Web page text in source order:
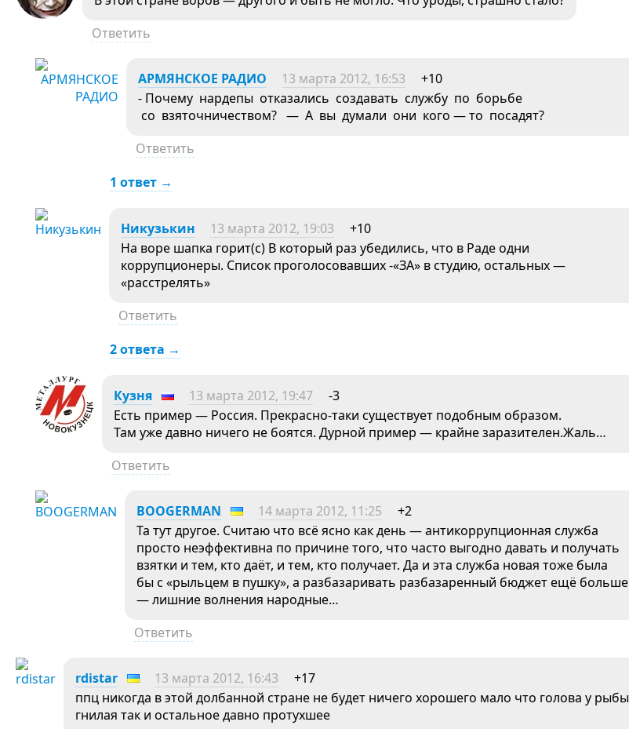
Ответить
АРМЯНСКОЕ РАДИО 13 марта 2012, 16:53
+10
- Почему нардепы отказались создавать службу по борьбе
со взяточничеством? — А вы думали они кого — то посадят?
Ответить
1 ответ →
Никузькин 13 марта 2012, 19:03
+10
На воре шапка горит(с) В который раз убедились, что в Раде одни
коррупционеры. Список проголосовавших -«ЗА» в студию, остальных —
«расстрелять»
Ответить
2 ответа →
Кузня 13 марта 2012, 19:47
-3
Есть пример — Россия. Прекрасно-таки существует подобным образом.
Там уже давно ничего не боятся. Дурной пример — крайне заразителен.Жаль…
Ответить
BOOGERMAN 14 марта 2012, 11:25
+2
Та тут другое. Считаю что всё ясно как день — антикоррупционная служба
просто неэффективна по причине того, что часто выгодно давать и получать
взятки и тем, кто даёт, и тем, кто получает. Да и эта служба новая тоже была
бы с «рыльцем в пушку», а разбазаривать разбазаренный бюджет ещё больше
— лишние волнения народные…
Ответить
rdistar 13 марта 2012, 16:43
+17
ппц никогда в этой долбанной стране не будет ничего хорошего мало что голова у рыбы
гнилая так и остальное давно протухшее